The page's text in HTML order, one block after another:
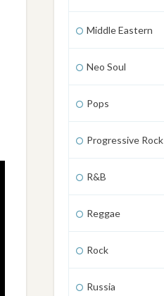
Middle Eastern
Neo Soul
Pops
Progressive Rock
R&B
Reggae
Rock
Russia